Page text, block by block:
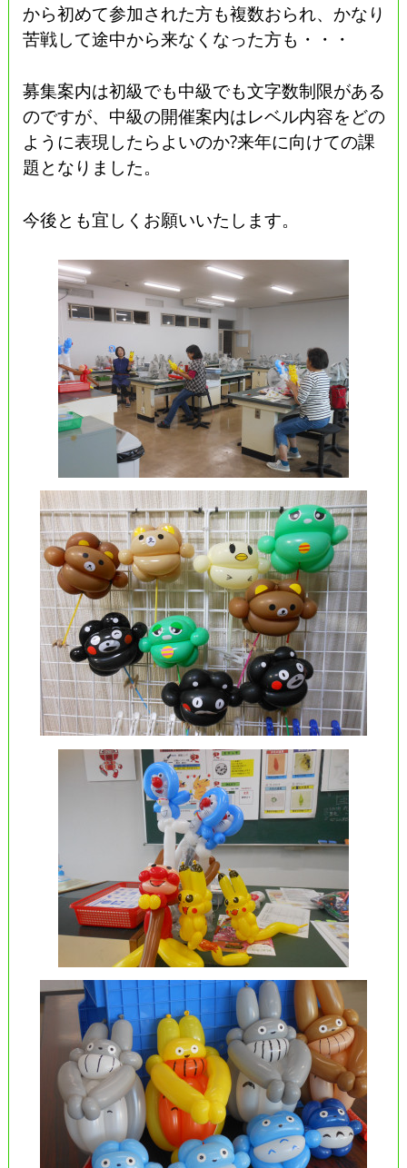
から初めて参加された方も複数おられ、かなり
苦戦して途中から来なくなった方も・・・
募集案内は初級でも中級でも文字数制限がある
のですが、中級の開催案内はレベル内容をどの
ように表現したらよいのか?来年に向けての課
題となりました。
今後とも宜しくお願いいたします。